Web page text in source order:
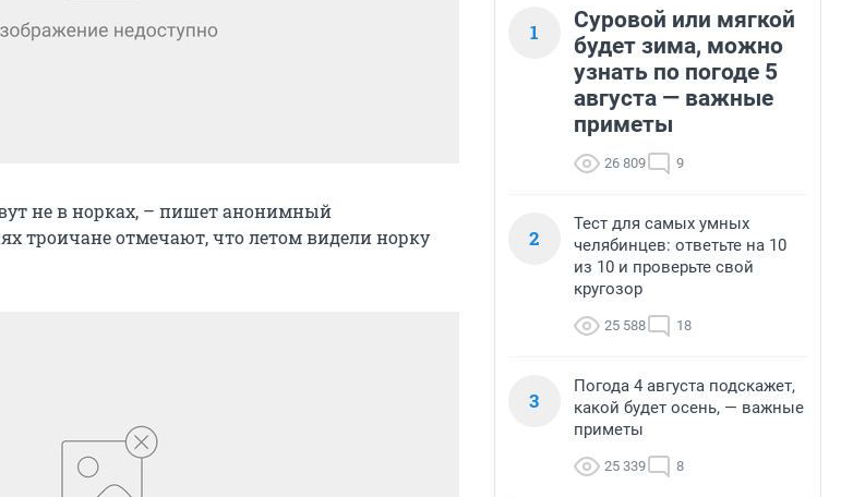
не в норках, – пишет анонимный
троичане отмечают, что летом видели норку
1
Суровой или мягкой
будет зима, можно
узнать по погоде 5
августа — важные
приметы
26 809 9
2
Тест для самых умных
челябинцев: ответьте на 10
из 10 и проверьте свой
кругозор
25 588 18
3
Погода 4 августа подскажет,
какой будет осень, — важные
приметы
25 339 8